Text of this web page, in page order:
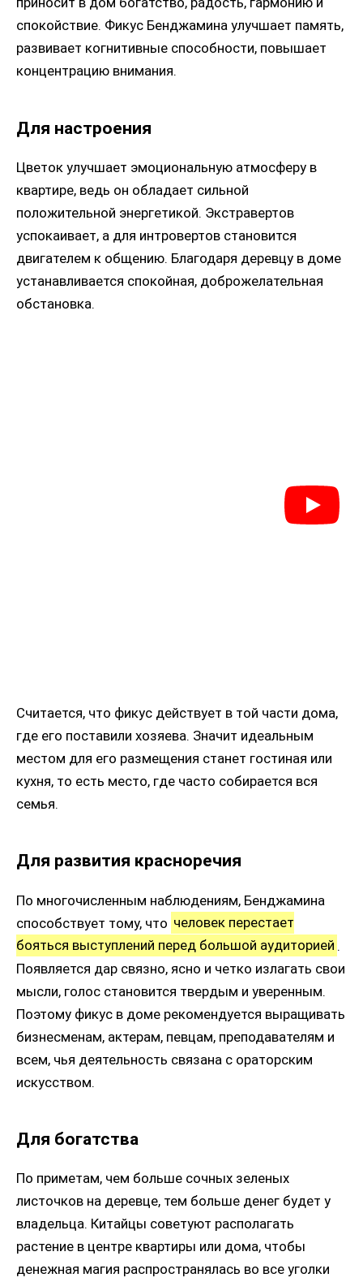
спокойствие. Фикус Бенджамина улучшает память,
развивает когнитивные способности, повышает
концентрацию внимания.
Для настроения
Цветок улучшает эмоциональную атмосферу в
квартире, ведь он обладает сильной
положительной энергетикой. Экстравертов
успокаивает, а для интровертов становится
двигателем к общению. Благодаря деревцу в доме
устанавливается спокойная, доброжелательная
обстановка.
Считается, что фикус действует в той части дома,
где его поставили хозяева. Значит идеальным
местом для его размещения станет гостиная или
кухня, то есть место, где часто собирается вся
семья.
Для развития красноречия
По многочисленным наблюдениям, Бенджамина
способствует тому, что человек перестает
бояться выступлений перед большой аудиторией .
Появляется дар связно, ясно и четко излагать свои
мысли, голос становится твердым и уверенным.
Поэтому фикус в доме рекомендуется выращивать
бизнесменам, актерам, певцам, преподавателям и
всем, чья деятельность связана с ораторским
искусством.
Для богатства
По приметам, чем больше сочных зеленых
листочков на деревце, тем больше денег будет у
владельца. Китайцы советуют располагать
растение в центре квартиры или дома, чтобы
денежная магия распространялась во все уголки